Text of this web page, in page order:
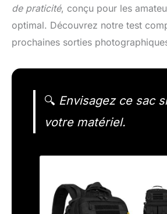
de praticité, conçu pour les
optimal. Découvrez notre test
prochaines sorties
🔍 Envisagez ce sac
votre matériel.